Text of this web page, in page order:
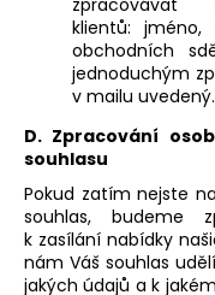
klientů:
jméno,
obchodních
jednoduchým
v mailu uvedený.
D. Zpracování
souhlasu
Pokud zatím nejste
souhlas, budeme
k zasílání nabídky
nám Váš souhlas
jakých údajů a k